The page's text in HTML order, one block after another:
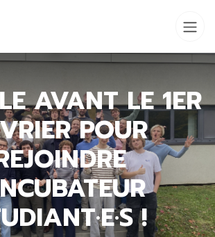
AVANT LE 1ER
POUR
!